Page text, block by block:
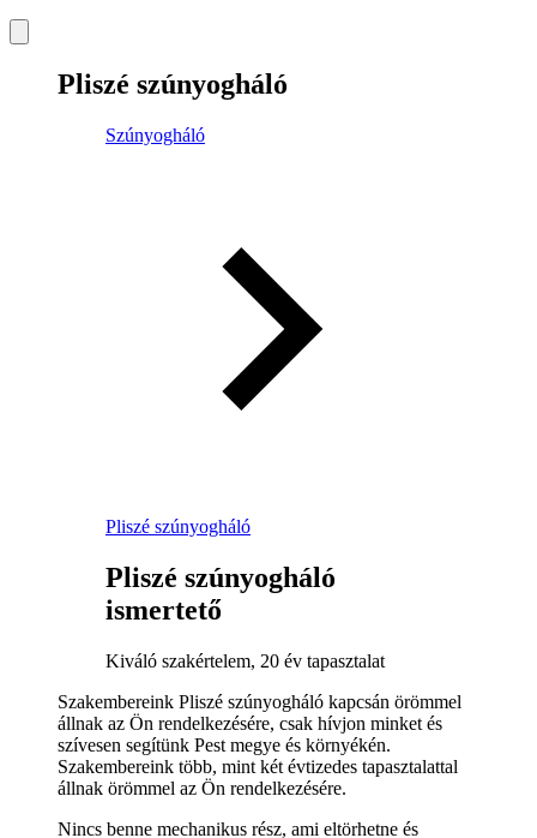
Pliszé szúnyogháló
Szúnyogháló
Pliszé szúnyogháló
Pliszé szúnyogháló
ismertető
Kiváló szakértelem, 20 év tapasztalat
Szakembereink Pliszé szúnyogháló kapcsán örömmel
állnak az Ön rendelkezésére, csak hívjon minket és
szívesen segítünk Pest megye és környékén.
Szakembereink több, mint két évtizedes tapasztalattal
állnak örömmel az Ön rendelkezésére.
Nincs benne mechanikus rész, ami eltörhetne és